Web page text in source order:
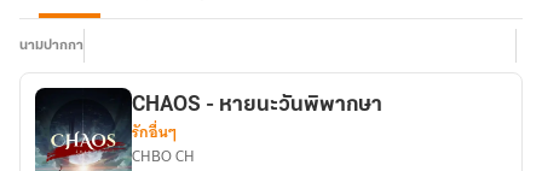
นามปากกา
CHAOS - หายนะวันพิพากษา
รักอื่นๆ
CHBO CH